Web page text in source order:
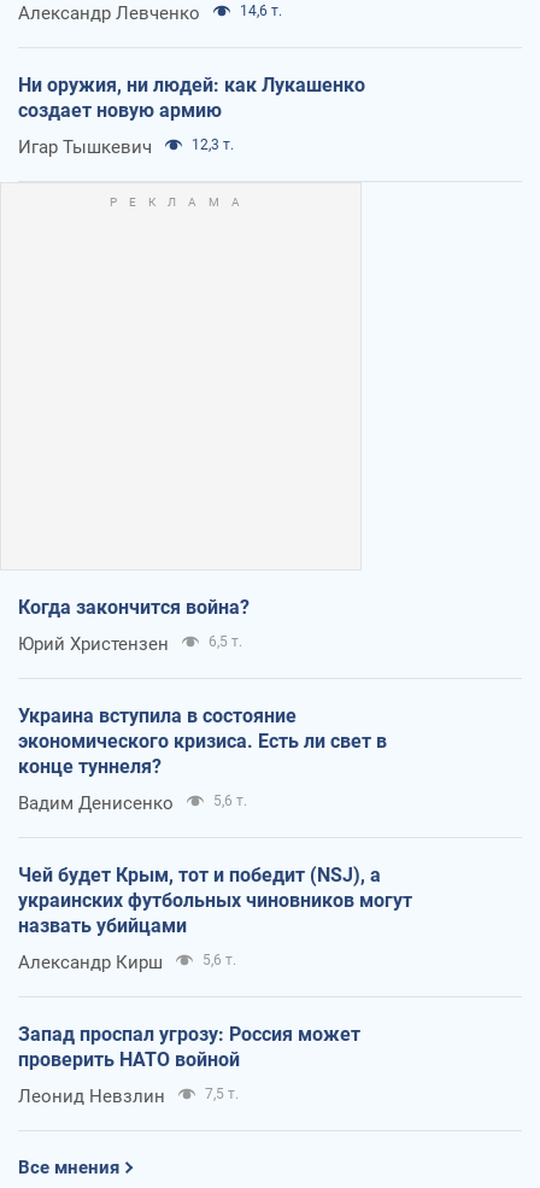
Александр Левченко 14,6 т.
Ни оружия, ни людей: как Лукашенко
создает новую армию
Игар Тышкевич 12,3 т.
Когда закончится война?
Юрий Христензен 6,5 т.
Украина вступила в состояние
экономического кризиса. Есть ли свет в
конце туннеля?
Вадим Денисенко 5,6 т.
Чей будет Крым, тот и победит (NSJ), а
украинских футбольных чиновников могут
назвать убийцами
Александр Кирш 5,6 т.
Запад проспал угрозу: Россия может
проверить НАТО войной
Леонид Невзлин 7,5 т.
Все мнения